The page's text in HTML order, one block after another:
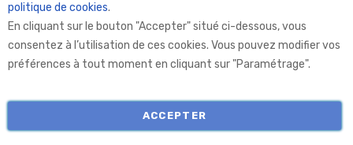
Aprolis
politique de cookies.
En cliquant sur le bouton "Accepter" situé ci-dessous, vous
consentez à l’utilisation de ces cookies. Vous pouvez modifier vos
préférences à tout moment en cliquant sur "Paramétrage".
ACCEPTER